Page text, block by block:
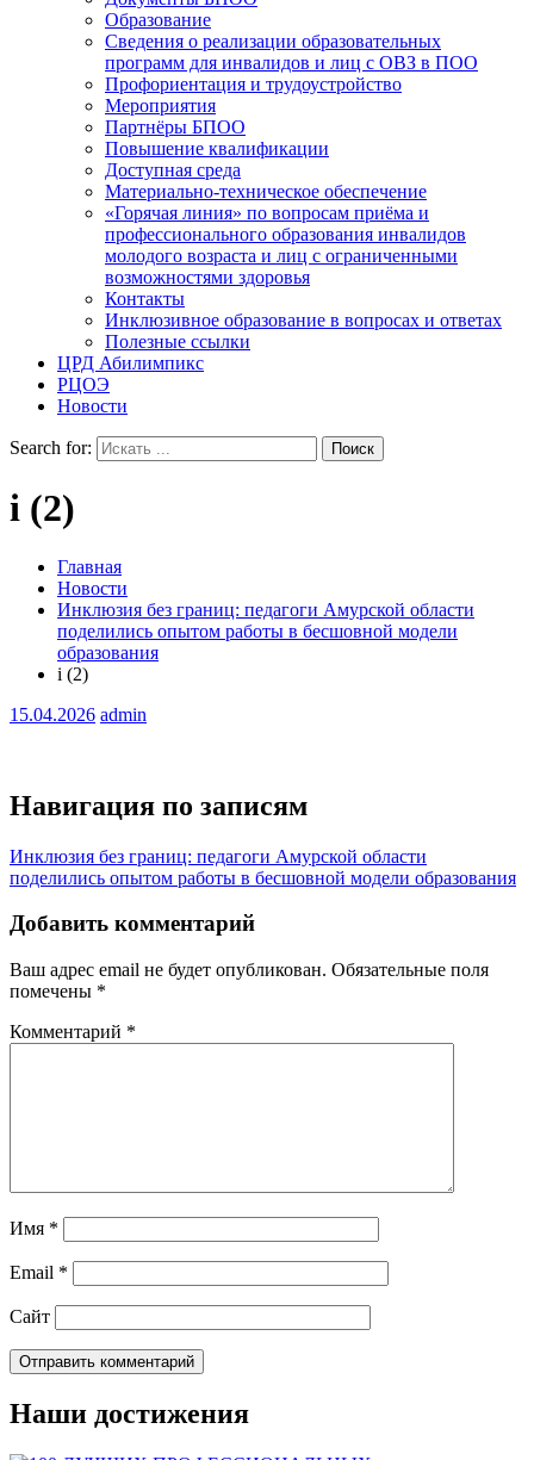
Образование
Сведения о реализации образовательных
программ для инвалидов и лиц с ОВЗ в ПОО
Профориентация и трудоустройство
Мероприятия
Партнёры БПОО
Повышение квалификации
Доступная среда
Материально-техническое обеспечение
«Горячая линия» по вопросам приёма и
профессионального образования инвалидов
молодого возраста и лиц с ограниченными
возможностями здоровья
Контакты
Инклюзивное образование в вопросах и ответах
Полезные ссылки
ЦРД Абилимпикс
РЦОЭ
Новости
Search for:
i (2)
Главная
Новости
Инклюзия без границ: педагоги Амурской области
поделились опытом работы в бесшовной модели
образования
i (2)
15.04.2026 admin
Навигация по записям
Инклюзия без границ: педагоги Амурской области
поделились опытом работы в бесшовной модели образования
Добавить комментарий
Ваш адрес email не будет опубликован. Обязательные поля
помечены *
Комментарий *
Имя *
Email *
Сайт
Наши достижения